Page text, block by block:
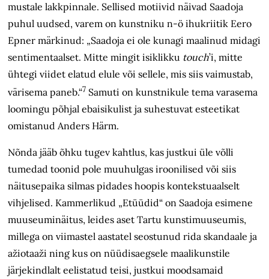
mustale lakkpinnale. Sellised motiivid näivad Saadoja
puhul uudsed, varem on kunstniku n-ö ihukriitik Eero
Epner märkinud: „Saadoja ei ole kunagi maalinud midagi
sentimentaalset. Mitte mingit isiklikku touch’i, mitte
ühtegi viidet elatud elule või sellele, mis siis vaimustab,
värisema paneb.“7 Samuti on kunstnikule tema varasema
loomingu põhjal ebaisikulist ja suhestuvat esteetikat
omistanud Anders Härm.
Nõnda jääb õhku tugev kahtlus, kas justkui üle võlli
tumedad toonid pole muuhulgas iroonilised või siis
näitusepaika silmas pidades hoopis kontekstuaalselt
vihjelised. Kammerlikud „Etüüdid“ on Saadoja esimene
muuseuminäitus, leides aset Tartu kunstimuuseumis,
millega on viimastel aastatel seostunud rida skandaale ja
ažiotaaži ning kus on nüüdisaegsele maalikunstile
järjekindlalt eelistatud teisi, justkui moodsamaid